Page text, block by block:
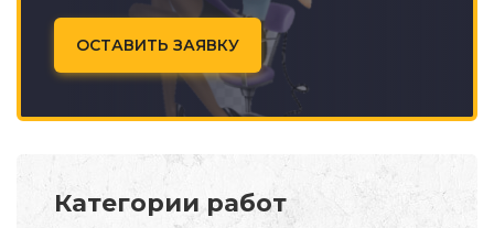
ОСТАВИТЬ ЗАЯВКУ
Категории работ